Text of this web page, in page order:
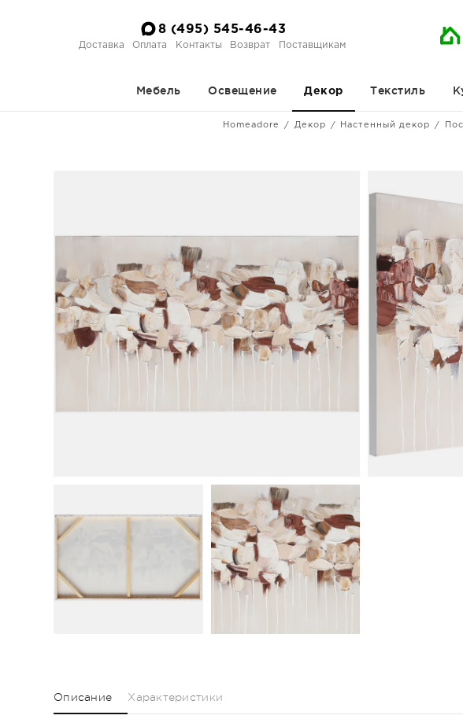
8 (495) 545-46-43
Доставка Оплата Контакты Возврат Поставщикам
Мебель Освещение Декор Текстиль
Homeadore Декор Настенный декор
Описание Характеристики